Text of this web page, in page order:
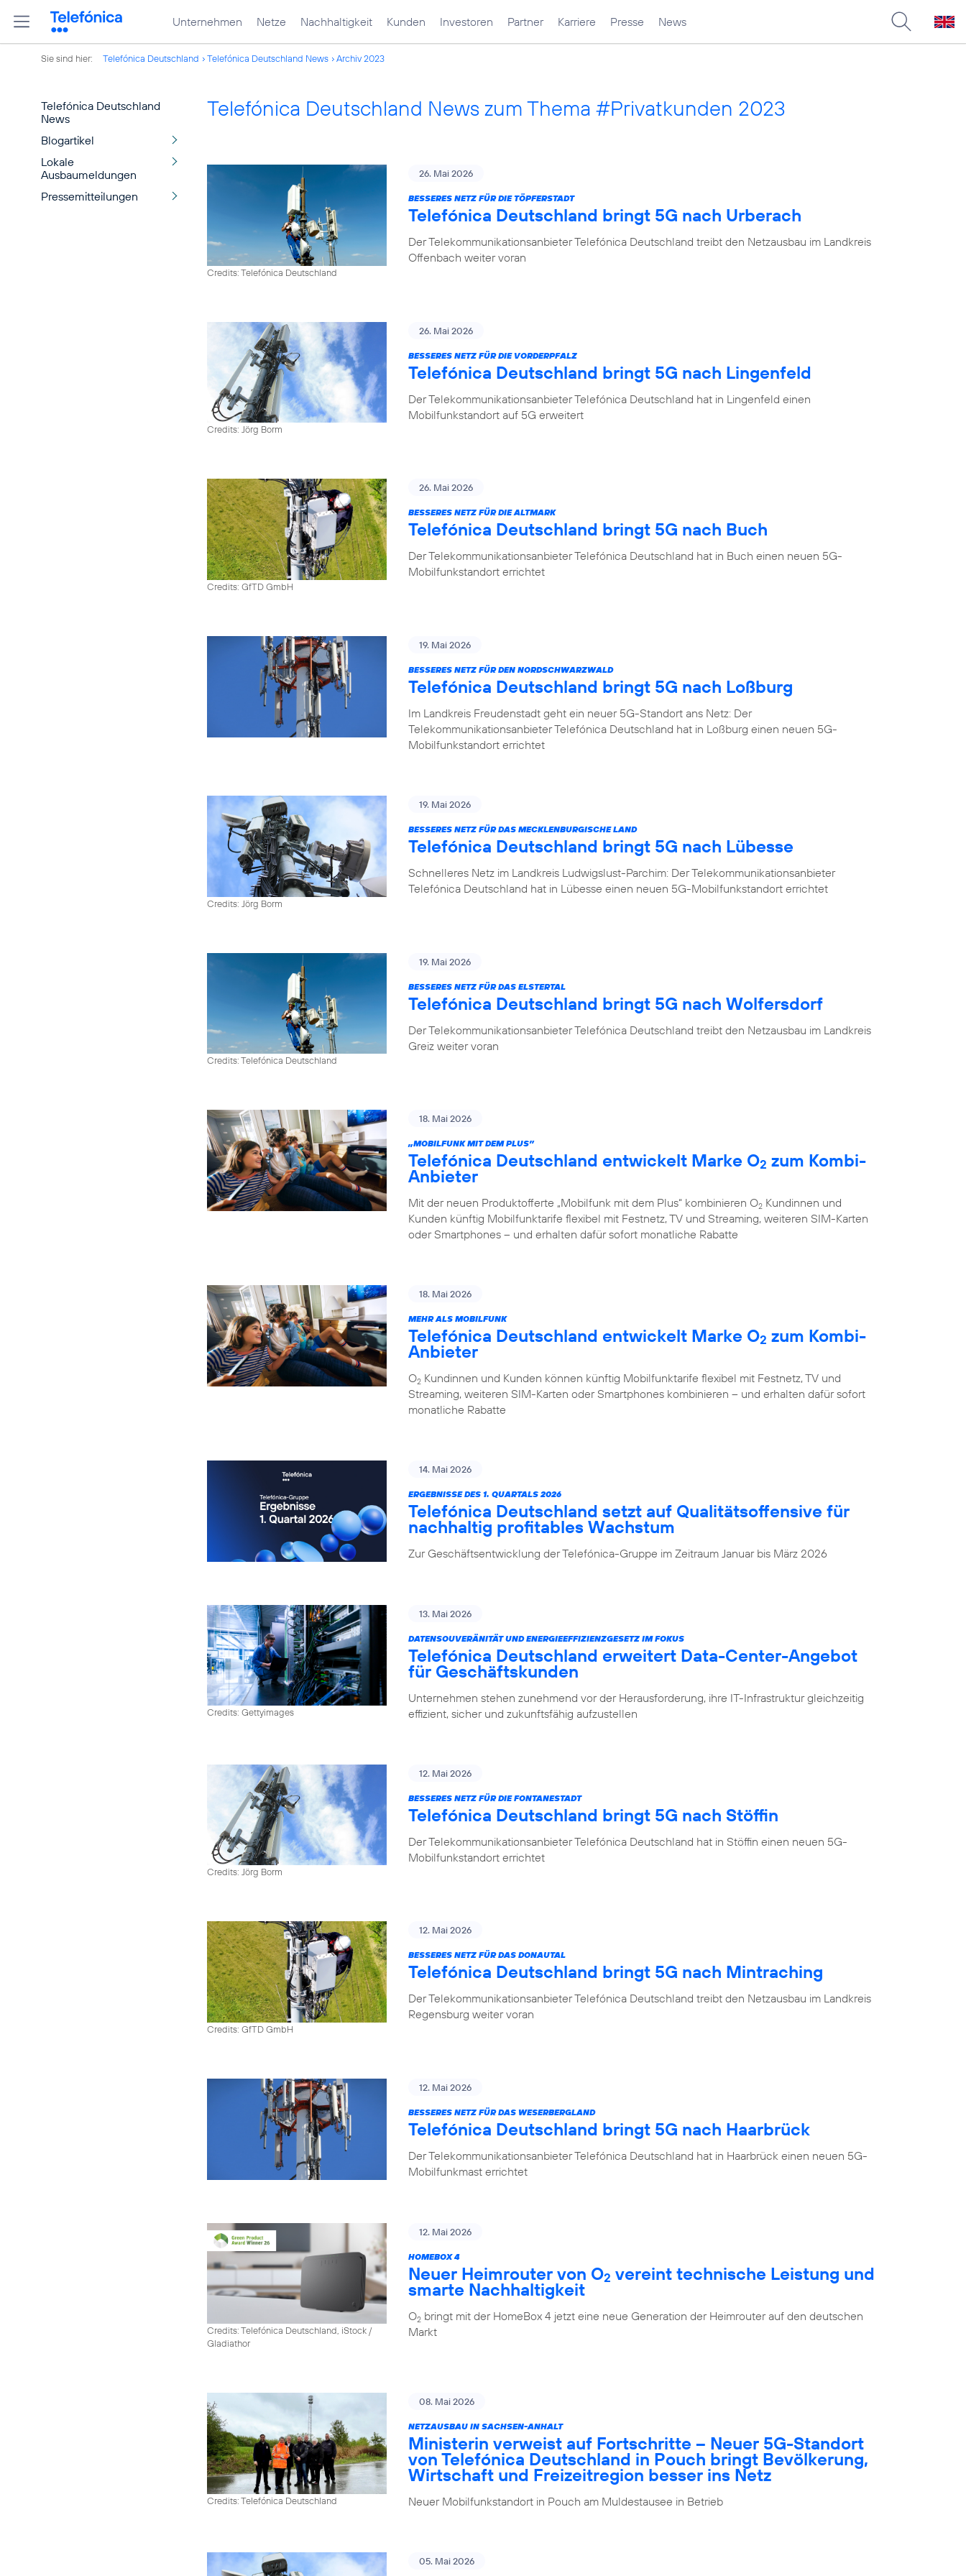
Unternehmen Netze Nachhaltigkeit Kunden Investoren Partner Karriere Presse News
Sie sind hier: Telefónica Deutschland Telefónica Deutschland News Archiv 2023
Telefónica Deutschland
News
Blogartikel
Lokale
Ausbaumeldungen
Pressemitteilungen
Telefónica Deutschland News zum Thema #Privatkunden 2023
Credits: Telefónica Deutschland
26. Mai 2026
BESSERES NETZ FÜR DIE TÖPFERSTADT
Telefónica Deutschland bringt 5G nach Urberach
Der Telekommunikationsanbieter Telefónica Deutschland treibt den Netzausbau im Landkreis
Offenbach weiter voran
Credits: Jörg Borm
26. Mai 2026
BESSERES NETZ FÜR DIE VORDERPFALZ
Telefónica Deutschland bringt 5G nach Lingenfeld
Der Telekommunikationsanbieter Telefónica Deutschland hat in Lingenfeld einen
Mobilfunkstandort auf 5G erweitert
Credits: GfTD GmbH
26. Mai 2026
BESSERES NETZ FÜR DIE ALTMARK
Telefónica Deutschland bringt 5G nach Buch
Der Telekommunikationsanbieter Telefónica Deutschland hat in Buch einen neuen 5G-
Mobilfunkstandort errichtet
19. Mai 2026
BESSERES NETZ FÜR DEN NORDSCHWARZWALD
Telefónica Deutschland bringt 5G nach Loßburg
Im Landkreis Freudenstadt geht ein neuer 5G-Standort ans Netz: Der
Telekommunikationsanbieter Telefónica Deutschland hat in Loßburg einen neuen 5G-
Mobilfunkstandort errichtet
Credits: Jörg Borm
19. Mai 2026
BESSERES NETZ FÜR DAS MECKLENBURGISCHE LAND
Telefónica Deutschland bringt 5G nach Lübesse
Schnelleres Netz im Landkreis Ludwigslust-Parchim: Der Telekommunikationsanbieter
Telefónica Deutschland hat in Lübesse einen neuen 5G-Mobilfunkstandort errichtet
Credits: Telefónica Deutschland
19. Mai 2026
BESSERES NETZ FÜR DAS ELSTERTAL
Telefónica Deutschland bringt 5G nach Wolfersdorf
Der Telekommunikationsanbieter Telefónica Deutschland treibt den Netzausbau im Landkreis
Greiz weiter voran
18. Mai 2026
„MOBILFUNK MIT DEM PLUS”
Telefónica Deutschland entwickelt Marke O2 zum Kombi-
Anbieter
Mit der neuen Produktofferte „Mobilfunk mit dem Plus“ kombinieren O2 Kundinnen und
Kunden künftig Mobilfunktarife flexibel mit Festnetz, TV und Streaming, weiteren SIM-Karten
oder Smartphones – und erhalten dafür sofort monatliche Rabatte
18. Mai 2026
MEHR ALS MOBILFUNK
Telefónica Deutschland entwickelt Marke O2 zum Kombi-
Anbieter
O2 Kundinnen und Kunden können künftig Mobilfunktarife flexibel mit Festnetz, TV und
Streaming, weiteren SIM-Karten oder Smartphones kombinieren – und erhalten dafür sofort
monatliche Rabatte
14. Mai 2026
ERGEBNISSE DES 1. QUARTALS 2026
Telefónica Deutschland setzt auf Qualitätsoffensive für
nachhaltig profitables Wachstum
Zur Geschäftsentwicklung der Telefónica-Gruppe im Zeitraum Januar bis März 2026
Credits: Gettyimages
13. Mai 2026
DATENSOUVERÄNITÄT UND ENERGIEEFFIZIENZGESETZ IM FOKUS
Telefónica Deutschland erweitert Data-Center-Angebot
für Geschäftskunden
Unternehmen stehen zunehmend vor der Herausforderung, ihre IT-Infrastruktur gleichzeitig
effizient, sicher und zukunftsfähig aufzustellen
Credits: Jörg Borm
12. Mai 2026
BESSERES NETZ FÜR DIE FONTANESTADT
Telefónica Deutschland bringt 5G nach Stöffin
Der Telekommunikationsanbieter Telefónica Deutschland hat in Stöffin einen neuen 5G-
Mobilfunkstandort errichtet
Credits: GfTD GmbH
12. Mai 2026
BESSERES NETZ FÜR DAS DONAUTAL
Telefónica Deutschland bringt 5G nach Mintraching
Der Telekommunikationsanbieter Telefónica Deutschland treibt den Netzausbau im Landkreis
Regensburg weiter voran
12. Mai 2026
BESSERES NETZ FÜR DAS WESERBERGLAND
Telefónica Deutschland bringt 5G nach Haarbrück
Der Telekommunikationsanbieter Telefónica Deutschland hat in Haarbrück einen neuen 5G-
Mobilfunkmast errichtet
Credits: Telefónica Deutschland, iStock /
Gladiathor
12. Mai 2026
HOMEBOX 4
Neuer Heimrouter von O2 vereint technische Leistung und
smarte Nachhaltigkeit
O2 bringt mit der HomeBox 4 jetzt eine neue Generation der Heimrouter auf den deutschen
Markt
Credits: Telefónica Deutschland
08. Mai 2026
NETZAUSBAU IN SACHSEN-ANHALT
Ministerin verweist auf Fortschritte – Neuer 5G-Standort
von Telefónica Deutschland in Pouch bringt Bevölkerung,
Wirtschaft und Freizeitregion besser ins Netz
Neuer Mobilfunkstandort in Pouch am Muldestausee in Betrieb
05. Mai 2026